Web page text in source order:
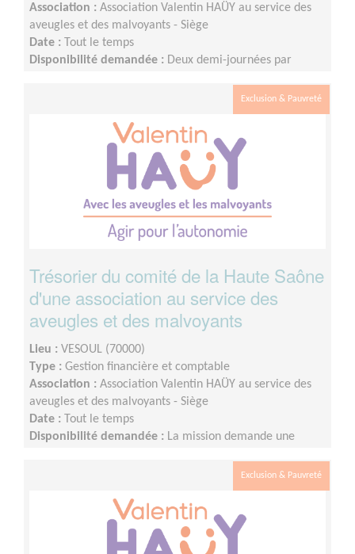
Association : Association Valentin HAÜY au service des
aveugles et des malvoyants - Siège
Date :
Tout le temps
Disponibilité demandée : Deux demi-journées par
Exclusion & Pauvreté
Trésorier du comité de la Haute Saône
d'une association au service des
aveugles et des malvoyants
Lieu : VESOUL (70000)
Type : Gestion financière et comptable
Association : Association Valentin HAÜY au service des
aveugles et des malvoyants - Siège
Date :
Tout le temps
Disponibilité demandée : La mission demande une
journées) par semaine. Dans ce cadre, une partie de la
mission peut aussi se réaliser en télé-bénévolat.
Exclusion & Pauvreté